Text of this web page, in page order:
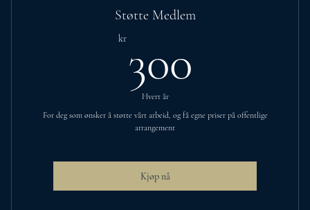
Fellesskap-chat på messeng
Vær med å utvikle egne arrangementer også på dagtid
Støtte Medlem
kr 300
Hvert år
For deg som ønsker å støtte vårt arbeid, og få egne priser på offentlige
arrangement
Kjøp nå